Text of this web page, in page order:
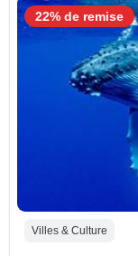
Villes & Culture
22% de remise